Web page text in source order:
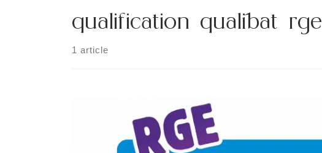
qualification qualibat rge
1 article